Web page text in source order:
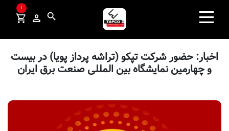
محصولات
1
search
اخبار: حضور شرکت تپکو (تراشه پرداز پویا) در بیست
و چهارمین نمایشگاه بین المللی صنعت برق ایران